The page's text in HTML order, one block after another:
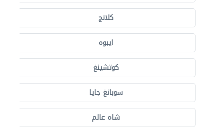
كلانج
ايبوه
كوتشينغ
سوبانغ جايا
شاه عالم